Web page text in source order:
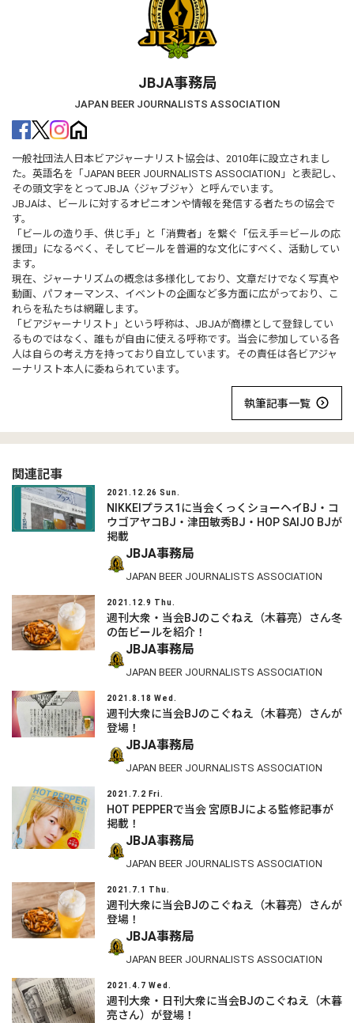
JBJA事務局
JAPAN BEER JOURNALISTS ASSOCIATION
一般社団法人日本ビアジャーナリスト協会は、2010年に設立されまし
た。英語名を「JAPAN BEER JOURNALISTS ASSOCIATION」と表記し、
その頭文字をとってJBJA〈ジャブジャ〉と呼んでいます。
JBJAは、ビールに対するオピニオンや情報を発信する者たちの協会で
す。
「ビールの造り手、供じ手」と「消費者」を繋ぐ「伝え手＝ビールの応
援団」になるべく、そしてビールを普遍的な文化にすべく、活動してい
ます。
現在、ジャーナリズムの概念は多様化しており、文章だけでなく写真や
動画、パフォーマンス、イベントの企画など多方面に広がっており、こ
れらを私たちは網羅します。
「ビアジャーナリスト」という呼称は、JBJAが商標として登録してい
るものではなく、誰もが自由に使える呼称です。当会に参加している各
人は自らの考え方を持っており自立しています。その責任は各ビアジャ
ーナリスト本人に委ねられています。
執筆記事一覧
関連記事
2021.12.26 Sun.
NIKKEIプラス1に当会くっくショーヘイBJ・コ
ウゴアヤコBJ・津田敏秀BJ・HOP SAIJO BJが
掲載
JBJA事務局
JAPAN BEER JOURNALISTS ASSOCIATION
2021.12.9 Thu.
週刊大衆・当会BJのこぐねえ（木暮亮）さん冬
の缶ビールを紹介！
JBJA事務局
JAPAN BEER JOURNALISTS ASSOCIATION
2021.8.18 Wed.
週刊大衆に当会BJのこぐねえ（木暮亮）さんが
登場！
JBJA事務局
JAPAN BEER JOURNALISTS ASSOCIATION
2021.7.2 Fri.
HOT PEPPERで当会 宮原BJによる監修記事が
掲載！
JBJA事務局
JAPAN BEER JOURNALISTS ASSOCIATION
2021.7.1 Thu.
週刊大衆に当会BJのこぐねえ（木暮亮）さんが
登場！
JBJA事務局
JAPAN BEER JOURNALISTS ASSOCIATION
2021.4.7 Wed.
週刊大衆・日刊大衆に当会BJのこぐねえ（木暮
亮さん）が登場！